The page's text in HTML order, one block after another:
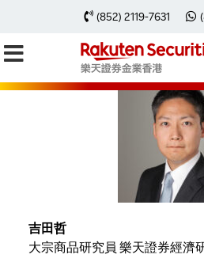
(852) 2119-7631
中東戰爭再次開始
樣變化？（2023
吉田哲
大宗商品研究員 樂天證券經濟